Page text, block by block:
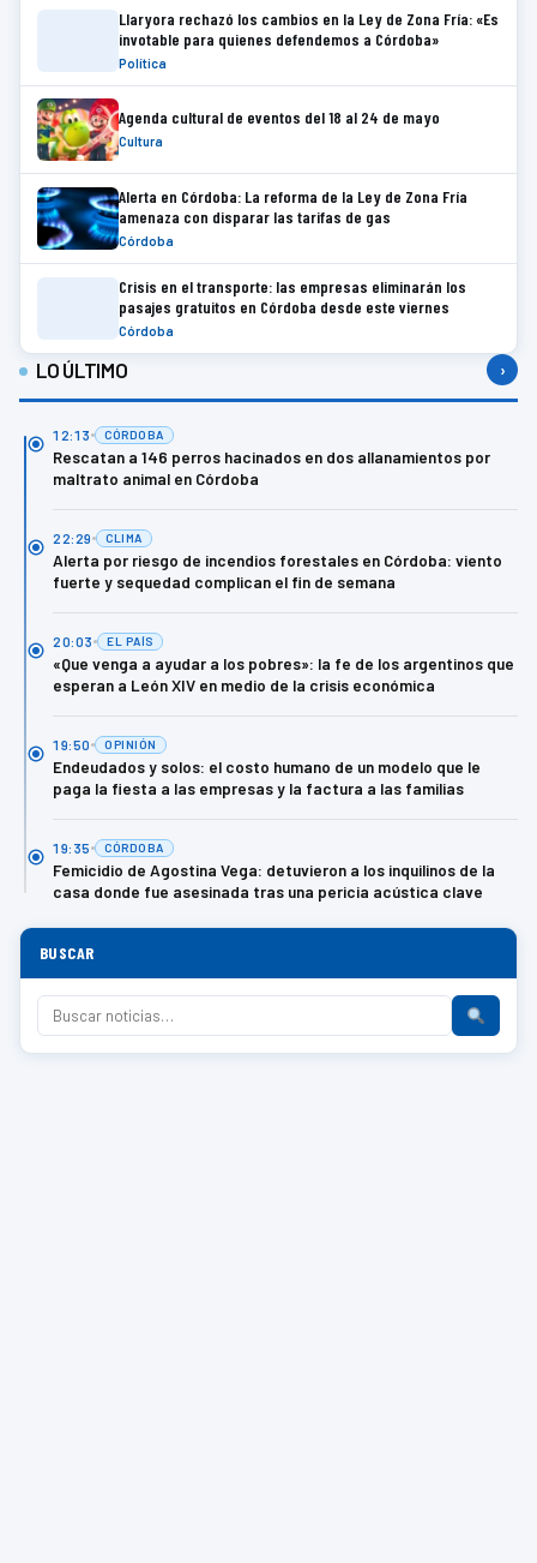
Llaryora rechazó los cambios en la Ley de Zona Fría: «Es
invotable para quienes defendemos a Córdoba»
Política
Agenda cultural de eventos del 18 al 24 de mayo
Cultura
Alerta en Córdoba: La reforma de la Ley de Zona Fría
amenaza con disparar las tarifas de gas
Córdoba
Crisis en el transporte: las empresas eliminarán los
pasajes gratuitos en Córdoba desde este viernes
Córdoba
LO ÚLTIMO ›
12:13 CÓRDOBA
Rescatan a 146 perros hacinados en dos allanamientos por
maltrato animal en Córdoba
22:29 CLIMA
Alerta por riesgo de incendios forestales en Córdoba: viento
fuerte y sequedad complican el fin de semana
20:03 EL PAÍS
«Que venga a ayudar a los pobres»: la fe de los argentinos que
esperan a León XIV en medio de la crisis económica
19:50 OPINIÓN
Endeudados y solos: el costo humano de un modelo que le
paga la fiesta a las empresas y la factura a las familias
19:35 CÓRDOBA
Femicidio de Agostina Vega: detuvieron a los inquilinos de la
casa donde fue asesinada tras una pericia acústica clave
BUSCAR